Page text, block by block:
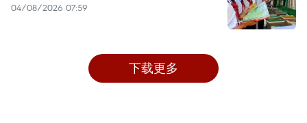
04/08/2026 07:59
下载更多